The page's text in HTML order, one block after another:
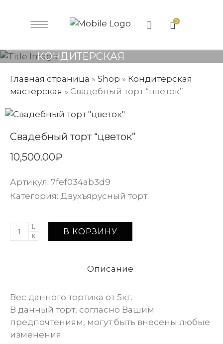
0
КОНДИТЕРСКАЯ
Главная страница » Shop » Кондитерская
мастерская » Свадебный торт “цветок”
Свадебный торт “цветок”
10,500.00₽
Артикул: 7fef034ab3d9
Категория: Двухъярусный торт
В КОРЗИНУ
Описание
Вес данного тортика от 5кг.
В данный торт, согласно Вашим
предпочтениям, могут быть внесены любые
изменения.